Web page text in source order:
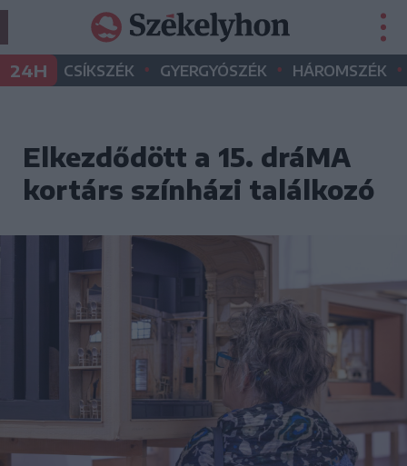
24H CSÍKSZÉK • GYERGYÓSZÉK • HÁROMSZÉK •
Elkezdődött a 15. dráMA
kortárs színházi találkozó